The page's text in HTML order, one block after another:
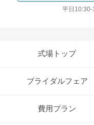
平日
式場トップ
ブライダルフェア
費用プラン